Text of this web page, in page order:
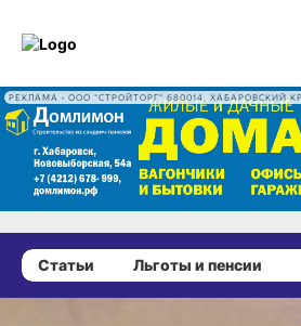
Статьи Льготы и пенсии